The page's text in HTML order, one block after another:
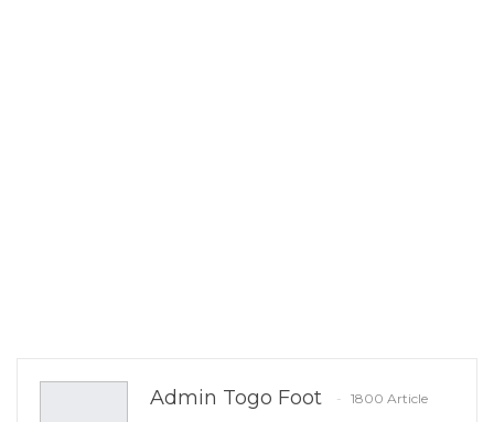
Admin Togo Foot
1800 Article